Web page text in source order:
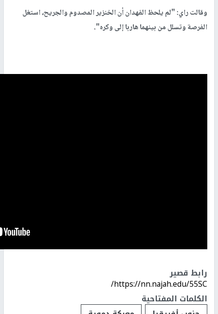
وقالت راي: "لم يلحظ الفهدان أن الخنزير المصدوم والجريح، استغل
الفرصة وتسلل من بينهما هاربا إلى وكره".
رابط قصير
https://nn.najah.edu/55SC/
الكلمات المفتاحية